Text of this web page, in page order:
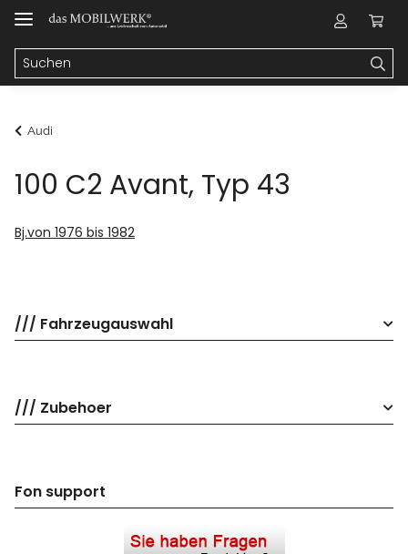
Audi
100 C2 Avant, Typ 43
Bj.von 1976 bis 1982
/// Fahrzeugauswahl
/// Zubehoer
Fon support